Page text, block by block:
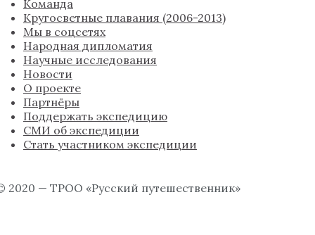
Команда
Кругосветные плавания (2006-2013)
Мы в соцсетях
Народная дипломатия
Научные исследования
Новости
О проекте
Партнёры
Поддержать экспедицию
СМИ об экспедиции
Стать участником экспедиции
2020 — ТРОО «Русский путешественник»